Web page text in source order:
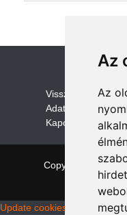
Az
Az
Visszaküldési és
Adatvédelem /
Kapcsolat
Copyright © 2026
Update cookies preferences